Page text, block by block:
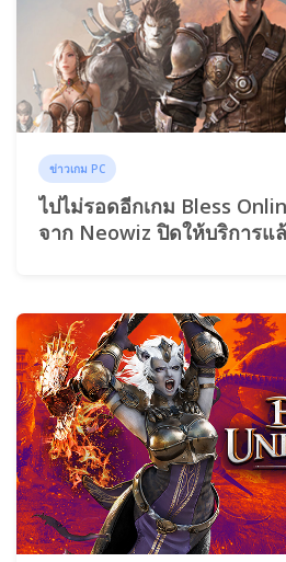
ข่าวเกม PC
ไปไม่รอดอีกเกม Bless
จาก Neowiz ปิดให้บริการแ